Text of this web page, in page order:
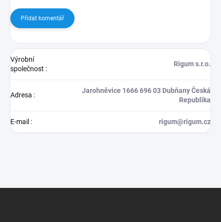
Přidat komentář
Výrobní
společnost :
Rigum s.r.o.
Adresa :
Jarohněvice 1666 696 03 Dubňany Česká
Republika
E-mail : rigum@rigum.cz